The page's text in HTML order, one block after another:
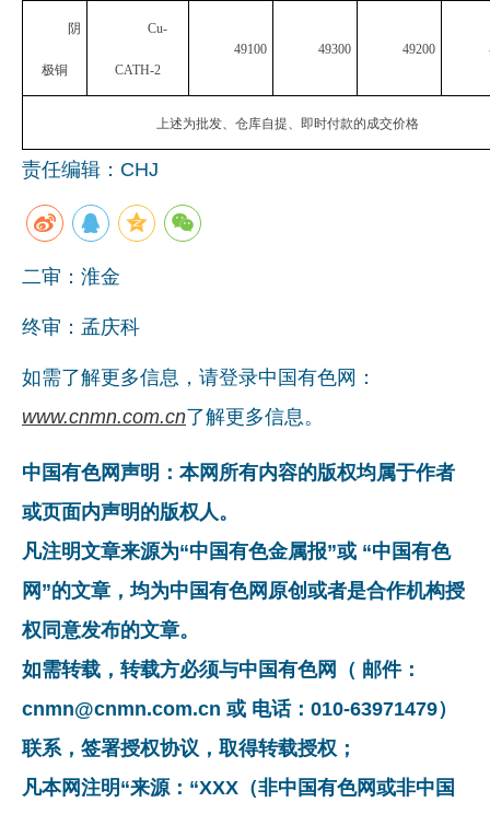
阴
极铜
Cu-
CATH-2
49100 49300 49200
上述为批发、仓库自提、即时付款的成交价格
责任编辑：CHJ
二审：淮金
终审：孟庆科
如需了解更多信息，请登录中国有色网：
www.cnmn.com.cn了解更多信息。
中国有色网声明：本网所有内容的版权均属于作者
或页面内声明的版权人。
凡注明文章来源为“中国有色金属报”或 “中国有色
网”的文章，均为中国有色网原创或者是合作机构授
权同意发布的文章。
如需转载，转载方必须与中国有色网（ 邮件：
cnmn@cnmn.com.cn 或 电话：010-63971479）
联系，签署授权协议，取得转载授权；
凡本网注明“来源：“XXX（非中国有色网或非中国